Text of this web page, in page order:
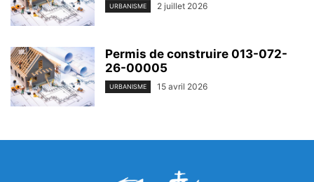
URBANISME 2 juillet 2026
Permis de construire 013-072-
26-00005
URBANISME 15 avril 2026